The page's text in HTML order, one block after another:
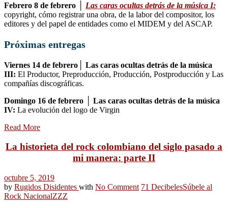
Febrero 8 de febrero │ Las caras ocultas detrás de la música I:
copyright, cómo registrar una obra, de la labor del compositor, los
editores y del papel de entidades como el MIDEM y del ASCAP.
Próximas entregas
Viernes 14 de febrero│ Las caras ocultas detrás de la música
III: El Productor, Preproducción, Producción, Postproducción y Las
compañías discográficas.
Domingo 16 de febrero │ Las caras ocultas detrás de la música
IV: La evolución del logo de Virgin
Read More
La historieta del rock colombiano del siglo pasado a
mi manera: parte II
octubre 5, 2019
by Rugidos Disidentes with No Comment 71 DecibelesSúbele al
Rock NacionalZZZ